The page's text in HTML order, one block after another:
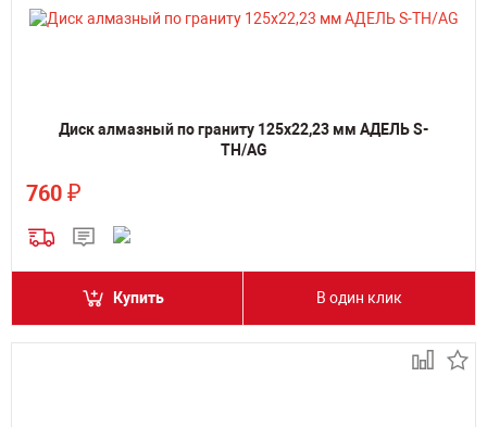
Диск алмазный по граниту 125х22,23 мм АДЕЛЬ S-
TH/AG
760 ₽
Купить В один клик